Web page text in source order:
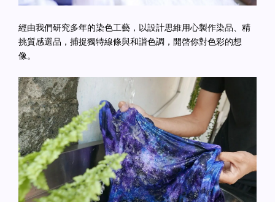
經由我們研究多年的染色工藝，以設計思維用心製作染品、精
挑質感選品，捕捉獨特線條與和諧色調，開啓你對色彩的想
像。